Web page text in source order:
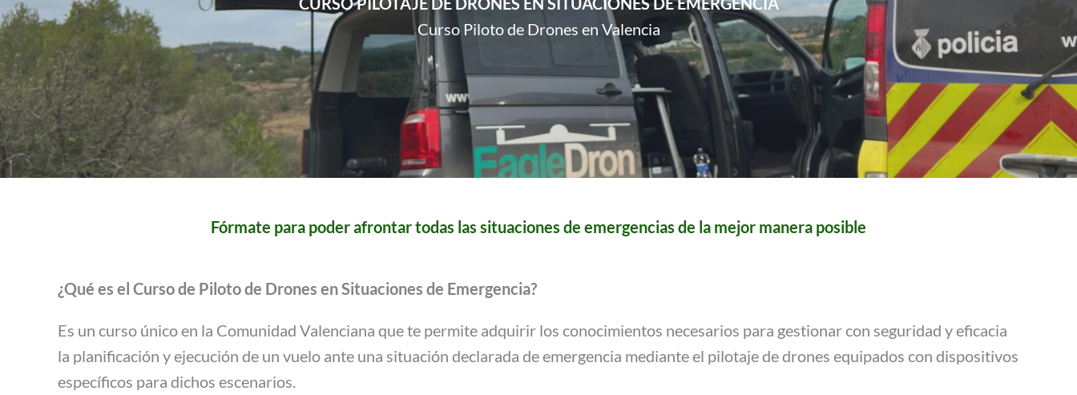
Curso Piloto de Drones en Valencia
Fórmate para poder afrontar todas las situaciones de emergencias de la mejor manera posible
¿Qué es el Curso de Piloto de Drones en Situaciones de Emergencia?
Es un curso único en la Comunidad Valenciana que te permite adquirir los conocimientos necesarios para gestionar con seguridad y eficacia
la planificación y ejecución de un vuelo ante una situación declarada de emergencia mediante el pilotaje de drones equipados con dispositivos
específicos para dichos escenarios.